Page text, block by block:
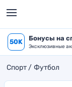
50K Бонусы на
Эксклюзивные
Спорт Футбол